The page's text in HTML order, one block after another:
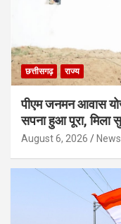
छत्तीसगढ़ राज्य
पीएम जनमन आवास
सपना हुआ पूरा, मिला
August 6, 2026